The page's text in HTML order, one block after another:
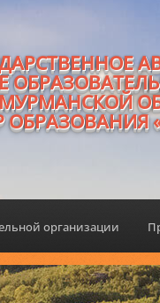
ОБРАЗОВАНИЯ
организации